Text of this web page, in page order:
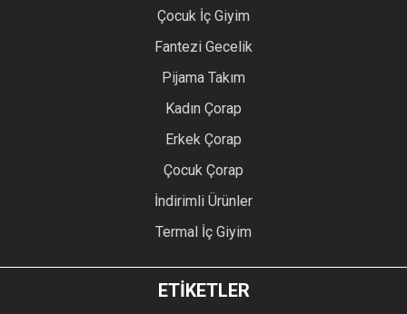
Çocuk İç Giyim
Fantezi Gecelik
Pijama Takım
Kadın Çorap
Erkek Çorap
Çocuk Çorap
İndirimli Ürünler
Termal İç Giyim
ETİKETLER